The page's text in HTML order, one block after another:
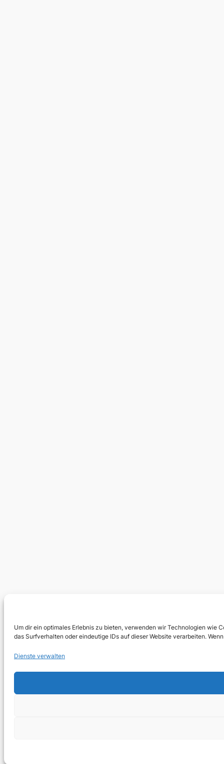
Um dir ein optimales Erlebnis zu bieten, verwenden wir Technologien wie
das Surfverhalten oder eindeutige IDs auf dieser Website verarbeiten.
Dienste verwalten